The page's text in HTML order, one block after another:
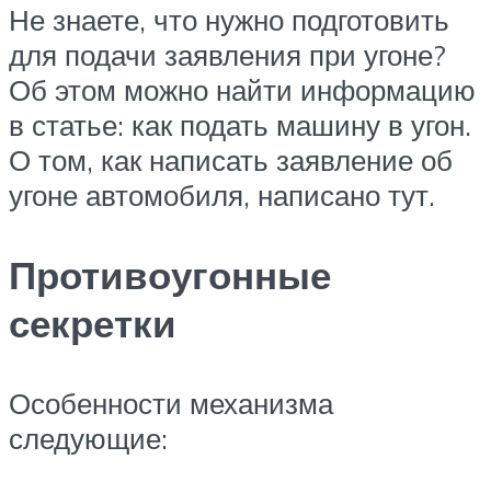
Не знаете, что нужно подготовить
для подачи заявления при угоне?
Об этом можно найти информацию
в статье: как подать машину в угон.
О том, как написать заявление об
угоне автомобиля, написано тут.
Противоугонные
секретки
Особенности механизма
следующие: